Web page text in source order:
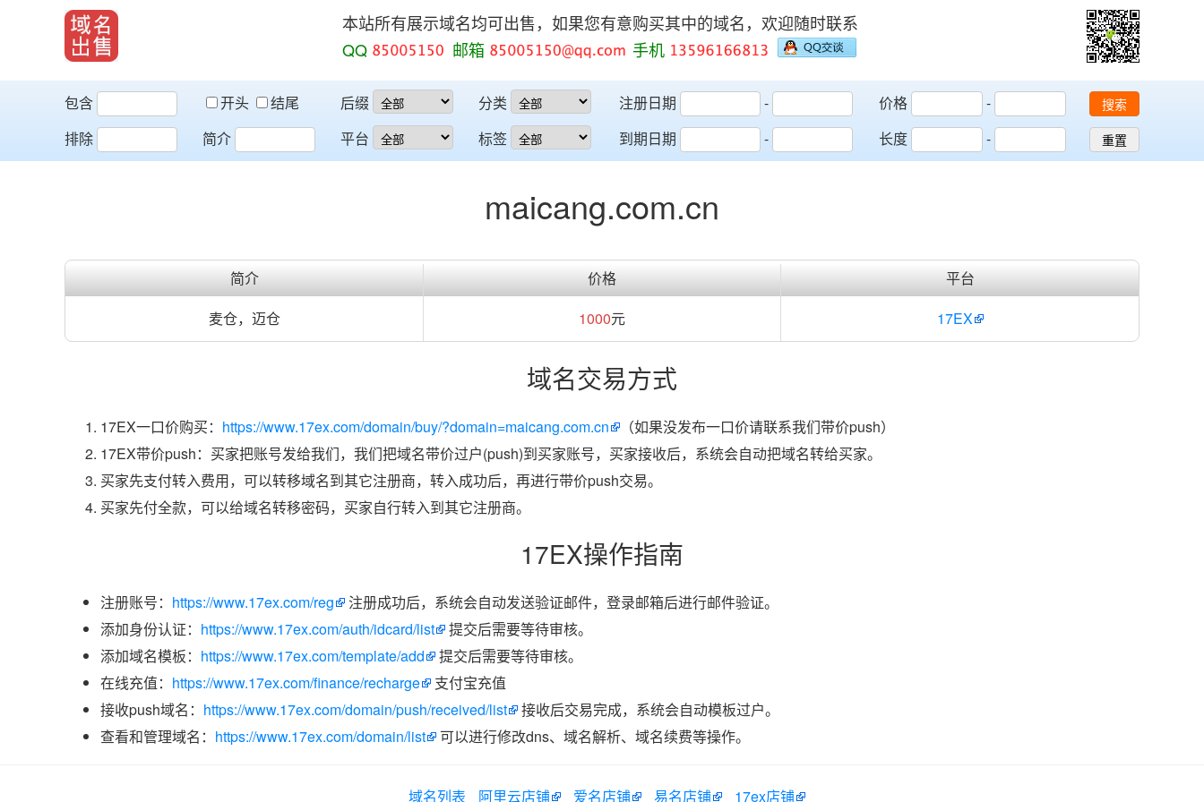
本站所有展示域名均可出售，如果您有意购买其中的域名，欢迎随时联系
QQ
邮箱 手机
包含 开头
结尾
排除
简介
后缀
平台
分类
标签
注册日期
-
到期日期
-
价格
-
长度
-
搜索
重置
maicang.com.cn
简介 价格
平台
麦仓，迈仓
1000元 17EX
域名交易方式
17EX一口价购买： https://www.17ex.com/domain/buy/?domain=maicang.com.cn
（如果没发布一口价请联系我们带价push）
17EX带价push：买家把账号发给我们，我们把域名带价过户(push)到买家账号，买家接收后，系统会自动把域名转给买家。
买家先支付转入费用，可以转移域名到其它注册商，转入成功后，再进行带价push交易。
买家先付全款，可以给域名转移密码，买家自行转入到其它注册商。
17EX操作指南
注册账号： https://www.17ex.com/reg
注册成功后，系统会自动发送验证邮件，登录邮箱后进行邮件验证。
添加身份认证： https://www.17ex.com/auth/idcard/list
提交后需要等待审核。
添加域名模板： https://www.17ex.com/template/add
提交后需要等待审核。
在线充值： https://www.17ex.com/finance/recharge
支付宝充值
接收push域名： https://www.17ex.com/domain/push/received/list
接收后交易完成，系统会自动模板过户。
查看和管理域名： https://www.17ex.com/domain/list 可以进行修改dns、域名解析、域名续费等操作。
域名列表 阿里云店铺 爱名店铺 易名店铺 17ex店铺